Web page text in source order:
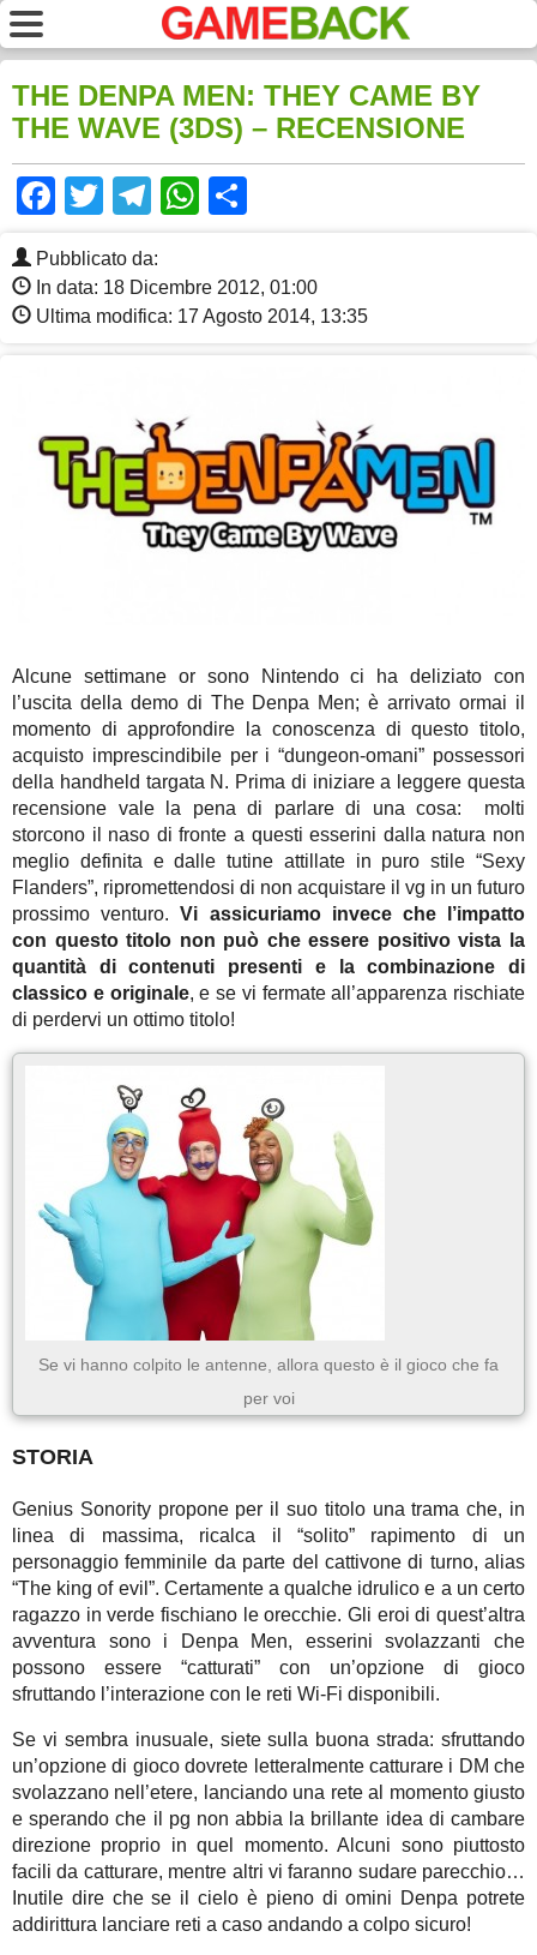
THE DENPA MEN: THEY CAME BY
THE WAVE (3DS) – RECENSIONE
Facebook
TwitterTelegram
WhatsApp
Pubblicato da:
In data: 18 Dicembre 2012, 01:00
Ultima modifica: 17 Agosto 2014, 13:35
Alcune settimane or sono Nintendo ci ha deliziato con
l’uscita della demo di The Denpa Men; è arrivato ormai il
momento di approfondire la conoscenza di questo titolo,
acquisto imprescindibile per i “dungeon-omani” possessori
della handheld targata N. Prima di iniziare a leggere questa
recensione vale la pena di parlare di una cosa: molti
storcono il naso di fronte a questi esserini dalla natura non
meglio definita e dalle tutine attillate in puro stile “Sexy
Flanders”, ripromettendosi di non acquistare il vg in un futuro
prossimo venturo.Vi assicuriamo invece che l’impatto
con questo titolo non può che essere positivo vista la
quantità di contenuti presenti e la combinazione di
classico e originale, e se vi fermate all’apparenza rischiate
di perdervi un ottimo titolo!
Se vi hanno colpito le antenne, allora questo è il gioco che fa
per voi
STORIA
Genius Sonority propone per il suo titolo una trama che, in
linea di massima, ricalca il “solito” rapimento di un
personaggio femminile da parte del cattivone di turno, alias
“The king of evil”. Certamente a qualche idrulico e a un certo
ragazzo in verde fischiano le orecchie. Gli eroi di quest’altra
avventura sono i Denpa Men, esserini svolazzanti che
possono essere “catturati” con un’opzione di gioco
sfruttando l’interazione con le reti Wi-Fi disponibili.
Se vi sembra inusuale, siete sulla buona strada: sfruttando
un’opzione di gioco dovrete letteralmente catturare i DM che
svolazzano nell’etere, lanciando una rete al momento giusto
e sperando che il pg non abbia la brillante idea di cambare
direzione proprio in quel momento. Alcuni sono piuttosto
facili da catturare, mentre altri vi faranno sudare parecchio…
Inutile dire che se il cielo è pieno di omini Denpa potrete
addirittura lanciare reti a caso andando a colpo sicuro!